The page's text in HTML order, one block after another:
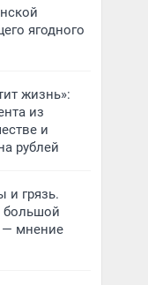
ягодного
жизнь»:
из
и
рублей
и грязь.
большой
— мнение